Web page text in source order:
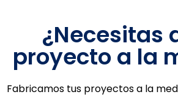
¿Necesitas
proyecto a la
Fabricamos tus proyectos a la